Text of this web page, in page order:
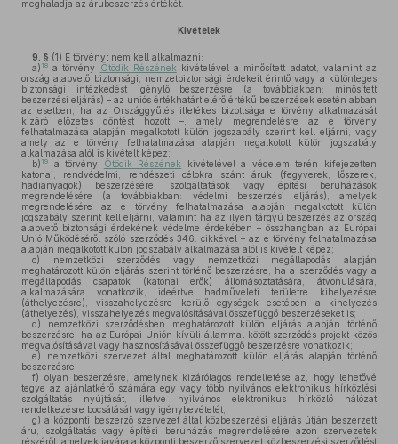
meghaladja az árubeszerzés értékét.
Kivételek
9. § (1) E törvényt nem kell alkalmazni:
a) 18 a törvény Ötödik Részének kivételével a minősített adatot, valamint az
ország alapvető biztonsági, nemzetbiztonsági érdekeit érintő vagy a különleges
biztonsági intézkedést igénylő beszerzésre (a továbbiakban: minősített
beszerzési eljárás) – az uniós értékhatárt elérő értékű beszerzések esetén abban
az esetben, ha az Országgyűlés illetékes bizottsága e törvény alkalmazását
kizáró előzetes döntést hozott –, amely megrendelésre az e törvény
felhatalmazása alapján megalkotott külön jogszabály szerint kell eljárni, vagy
amely az e törvény felhatalmazása alapján megalkotott külön jogszabály
alkalmazása alól is kivételt képez;
b) 19 a törvény Ötödik Részének
kivételével a védelem terén kifejezetten
katonai, rendvédelmi, rendészeti célokra szánt áruk (fegyverek, lőszerek,
hadianyagok) beszerzésére, szolgáltatások vagy építési beruházások
megrendelésére (a továbbiakban: védelmi beszerzési eljárás), amelyek
megrendelésére az e törvény felhatalmazása alapján megalkotott külön
jogszabály szerint kell eljárni, valamint ha az ilyen tárgyú beszerzés az ország
alapvető biztonsági érdekének védelme érdekében – összhangban az Európai
Unió Működéséről szóló szerződés 346. cikkével – az e törvény felhatalmazása
alapján megalkotott külön jogszabály alkalmazása alól is kivételt képez;
c) nemzetközi szerződés vagy nemzetközi megállapodás alapján
meghatározott külön eljárás szerint történő beszerzésre, ha a szerződés vagy a
megállapodás csapatok (katonai erők) állomásoztatására, átvonulására,
alkalmazására vonatkozik, ideértve hadműveleti területre kihelyezésre
(áthelyezésre), visszahelyezésre kerülő egységek esetében a kihelyezés
(áthelyezés), visszahelyezés megvalósításával összefüggő beszerzéseket is;
d) nemzetközi szerződésben meghatározott külön eljárás alapján történő
beszerzésre, ha az Európai Unión kívüli állammal kötött szerződés projekt közös
megvalósításával vagy hasznosításával összefüggő beszerzésre vonatkozik;
e) nemzetközi szervezet által meghatározott külön eljárás alapján történő
beszerzésre;
f) olyan beszerzésre, amelynek kizárólagos rendeltetése az, hogy lehetővé
tegye az ajánlatkérő számára egy vagy több nyilvános elektronikus hírközlési
szolgáltatás nyújtását, illetve nyilvános elektronikus hírközlő hálózat
rendelkezésre bocsátását vagy igénybevételét;
g) a központi beszerző szervezet által közbeszerzési eljárás útján beszerzett
áru, szolgáltatás vagy építési beruházás megrendelésére azon szervezetek
részéről, amelyek javára a központi beszerző szervezet közbeszerzési szerződést